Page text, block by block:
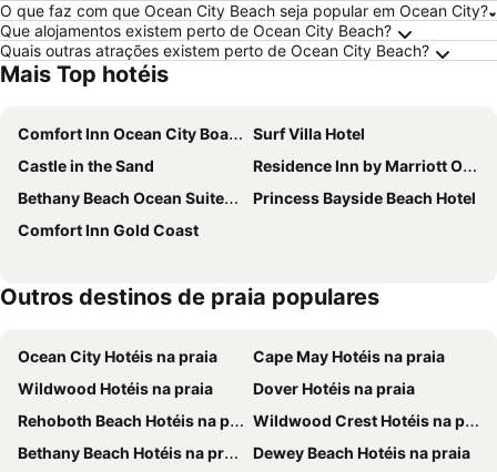
O que faz com que Ocean City Beach seja popular em Ocean City?
Que alojamentos existem perto de Ocean City Beach?
Quais outras atrações existem perto de Ocean City Beach?
Mais Top hotéis
Comfort Inn Ocean City Boardwalk
Surf Villa Hotel
Castle in the Sand
Residence Inn by Marriott Ocean City
Bethany Beach Ocean Suites Residence Inn
Princess Bayside Beach Hotel
Comfort Inn Gold Coast
Outros destinos de praia populares
Ocean City Hotéis na praia
Cape May Hotéis na praia
Wildwood Hotéis na praia
Dover Hotéis na praia
Rehoboth Beach Hotéis na praia
Wildwood Crest Hotéis na praia
Bethany Beach Hotéis na praia
Dewey Beach Hotéis na praia